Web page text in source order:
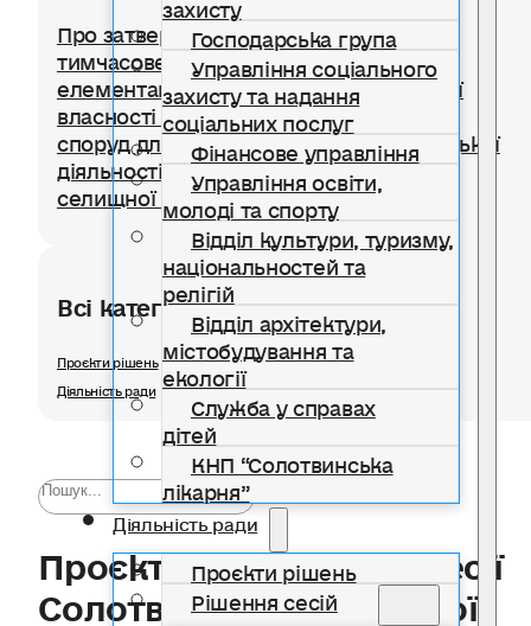
Господарська група
Управління соціального
захисту та надання
соціальних послуг
Фінансове управління
Управління освіти,
молоді та спорту
Відділ культури, туризму,
національностей та
релігій
Відділ архітектури,
містобудування та
екології
Служба у справах
дітей
КНП “Солотвинська
лікарня”
Діяльність ради
Проєкти рішень
Рішення сесій
Про затвердження Положення про
тимчасове користування окремими
елементами благоустрою комунальної
власності для розміщення тимчасових
споруд для провадження підприємницької
діяльності на території Солотвинської
селищної територіальної громади
Всі категорії розділу
Проєкти рішень
Діяльність ради
Проєкти рішень 47-ої сесії
Солотвинської селищної